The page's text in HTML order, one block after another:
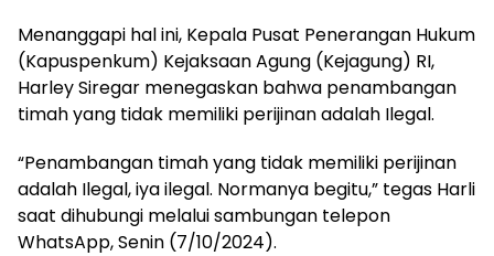
Menanggapi hal ini, Kepala Pusat Penerangan Hukum
(Kapuspenkum) Kejaksaan Agung (Kejagung) RI,
Harley Siregar menegaskan bahwa penambangan
timah yang tidak memiliki perijinan adalah Ilegal.
“Penambangan timah yang tidak memiliki perijinan
adalah Ilegal, iya ilegal. Normanya begitu,” tegas Harli
saat dihubungi melalui sambungan telepon
WhatsApp, Senin (7/10/2024).